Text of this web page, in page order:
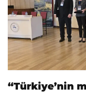
“Türkiye’nin